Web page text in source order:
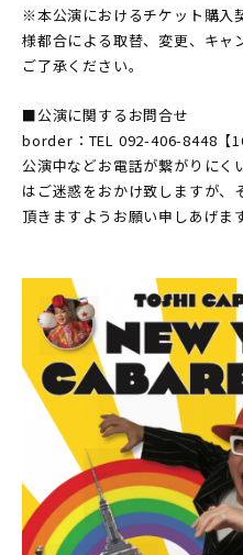
※本公演におけるチケット購入
様都合による取替、変更、キャ
ご了承ください。
■公演に関するお問合せ
border：TEL 092-406-8448【
公演中などお電話が繋がりにく
はご迷惑をおかけ致しますが、
頂きますようお願い申しあげます